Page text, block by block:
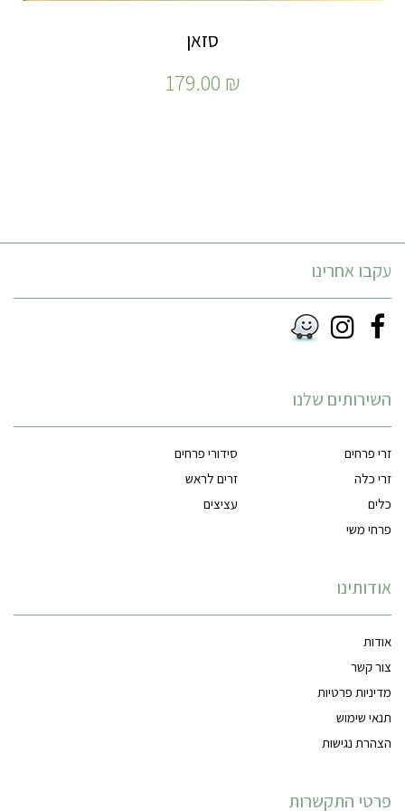
סזאן
179.00 ₪
עקבו אחרינו
השירותים שלנו
זרי פרחים
סידורי פרחים
זרי כלה
זרים לראש
כלים
עציצים
פרחי משי
אודותינו
אודות
צור קשר
מדיניות פרטיות
תנאי שימוש
הצהרת נגישות
פרטי התקשרות